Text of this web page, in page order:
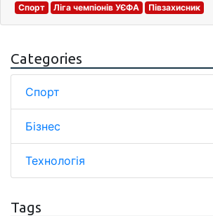
Спорт Ліга чемпіонів УЄФА Півзахисник
Categories
Спорт
Бізнес
Технологія
Tags